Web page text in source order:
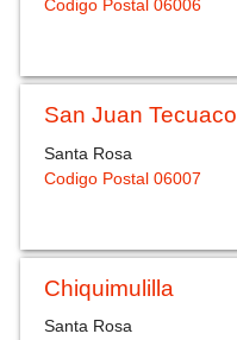
Codigo Postal 06006
San Juan Tecuaco
Santa Rosa
Codigo Postal 06007
Chiquimulilla
Santa Rosa